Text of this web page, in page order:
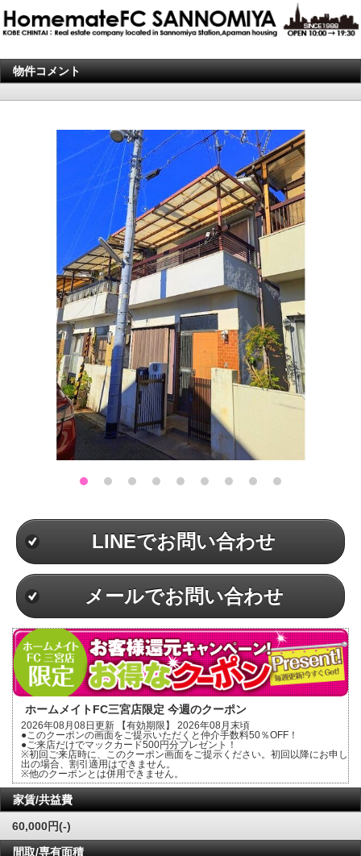
物件コメント
LINEでお問い合わせ
メールでお問い合わせ
ホームメイトFC三宮店限定 今週のクーポン
2026年08月08日更新 【有効期限】 2026年08月末頃
●このクーポンの画面をご提示いただくと仲介手数料50％OFF！
●ご来店だけでマックカード500円分プレゼント！
※初回ご来店時に、このクーポン画面をご提示ください。初回以降にお申し
出の場合、割引適用はできません。
※他のクーポンとは併用できません。
家賃/共益費
60,000円(-)
間取/専有面積